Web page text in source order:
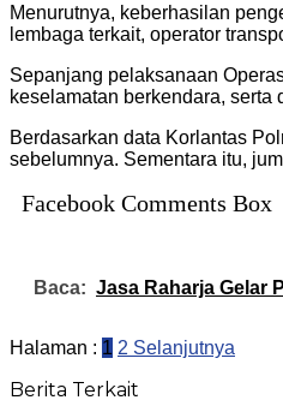
Menurutnya, keberhasilan
lembaga terkait, operator
Sepanjang pelaksanaan
keselamatan berkendara,
Berdasarkan data Korlantas
sebelumnya. Sementara itu,
Facebook Comments Box
Baca: Jasa Raharja Gelar
Halaman : 1 2 Selanjutnya
Berita Terkait